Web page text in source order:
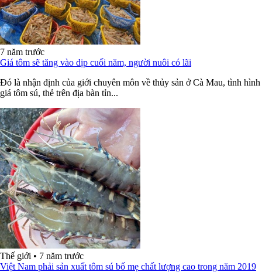
7 năm trước
Giá tôm sẽ tăng vào dịp cuối năm, người nuôi có lãi
Đó là nhận định của giới chuyên môn về thủy sản ở Cà Mau, tình hình
giá tôm sú, thẻ trên địa bàn tỉn...
Thế giới • 7 năm trước
Việt Nam phải sản xuất tôm sú bố mẹ chất lượng cao trong năm 2019